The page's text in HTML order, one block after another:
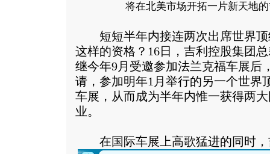
将在北美市场开拓一片新天地
短短半年内接连两次出席世界顶
这样的资格？16日，吉利控股集团
继今年9月受邀参加法兰克福车展后
请，参加明年1月举行的另一个世
车展，从而成为半年内惟一获得两
业。
在国际车展上高歌猛进的同时，